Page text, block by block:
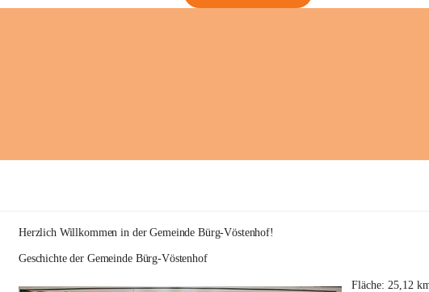
Herzlich Willkommen in der Gemeinde Bürg-Vöstenhof!
Geschichte der Gemeinde Bürg-Vöstenhof
Fläche: 25,12